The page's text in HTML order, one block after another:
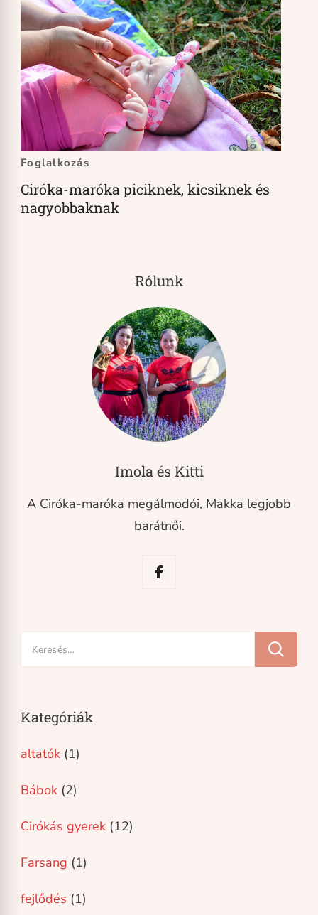
Foglalkozás
Ciróka-maróka piciknek, kicsiknek és
nagyobbaknak
Rólunk
Imola és Kitti
A Ciróka-maróka megálmodói, Makka legjobb
barátnői.
Keresés:
Kategóriák
altatók (1)
Bábok (2)
Cirókás gyerek (12)
Farsang (1)
fejlődés (1)